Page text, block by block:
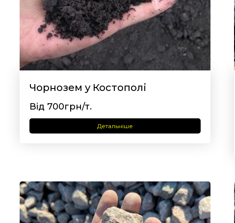
Чорнозем у Костополі
Від 700грн/т.
Детальніше